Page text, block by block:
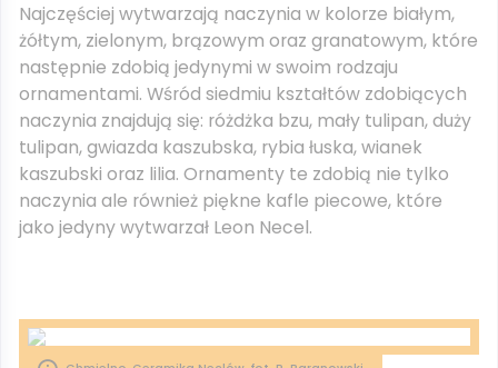
Najczęściej wytwarzają naczynia w kolorze białym,
żółtym, zielonym, brązowym oraz granatowym, które
następnie zdobią jedynymi w swoim rodzaju
ornamentami. Wśród siedmiu kształtów zdobiących
naczynia znajdują się: różdżka bzu, mały tulipan, duży
tulipan, gwiazda kaszubska, rybia łuska, wianek
kaszubski oraz lilia. Ornamenty te zdobią nie tylko
naczynia ale również piękne kafle piecowe, które
jako jedyny wytwarzał Leon Necel.